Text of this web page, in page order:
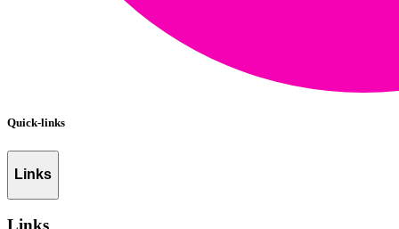
Quick-links
Links